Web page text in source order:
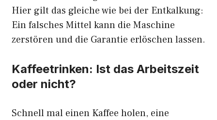
Hier gilt das gleiche wie bei der Entkalkung:
Ein falsches Mittel kann die Maschine
zerstören und die Garantie erlöschen lassen.
Kaffeetrinken: Ist das Arbeitszeit
oder nicht?
Schnell mal einen Kaffee holen, eine